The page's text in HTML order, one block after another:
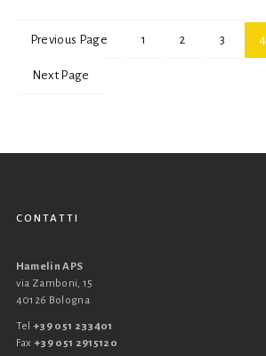
Previous Page 1 2 3 4
Next Page
CONTATTI
Hamelin APS
via Zamboni, 15
40126 Bologna
Tel +39 051 233401
Fax +39 051 2915120